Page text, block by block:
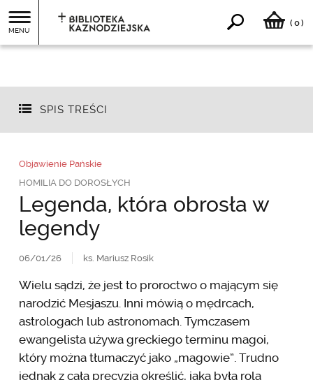
MENU
( 0)
SPIS TREŚCI
Objawienie Pańskie
HOMILIA DO DOROSŁYCH
Legenda, która obrosła w
legendy
06/01/26 ks. Mariusz Rosik
Wielu sądzi, że jest to proroctwo o mającym się
narodzić Mesjaszu. Inni mówią o mędrcach,
astrologach lub astronomach. Tymczasem
ewangelista używa greckiego terminu magoi,
który można tłumaczyć jako „magowie”. Trudno
jednak z całą precyzją określić, jaka była rola